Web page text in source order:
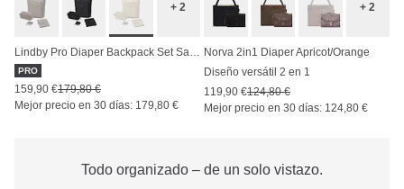
+ 2
PRO
159,90 €179,80 €
Mejor precio en 30 días: 179,80 €
+ 2
Norva 2in1 Diaper Apricot/Orange
Diseño versátil 2 en 1
119,90 €124,80 €
Mejor precio en 30 días: 124,80 €
Todo organizado – de un solo vistazo.